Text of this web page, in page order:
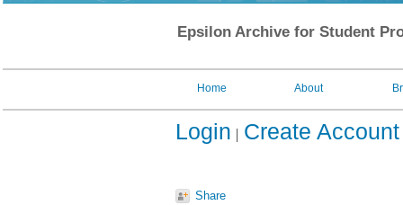
Epsilon Archive for Student
Home About
Login Create Account
Share